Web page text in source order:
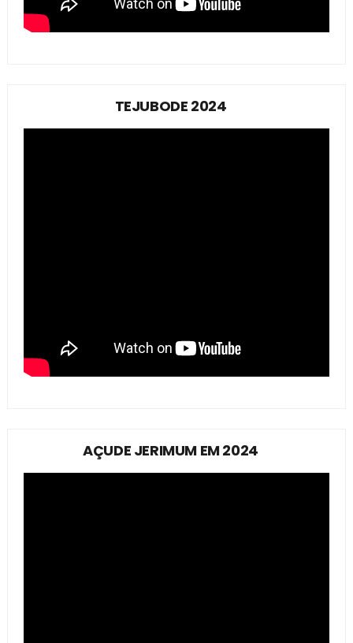
TEJUBODE 2024
AÇUDE JERIMUM EM 2024